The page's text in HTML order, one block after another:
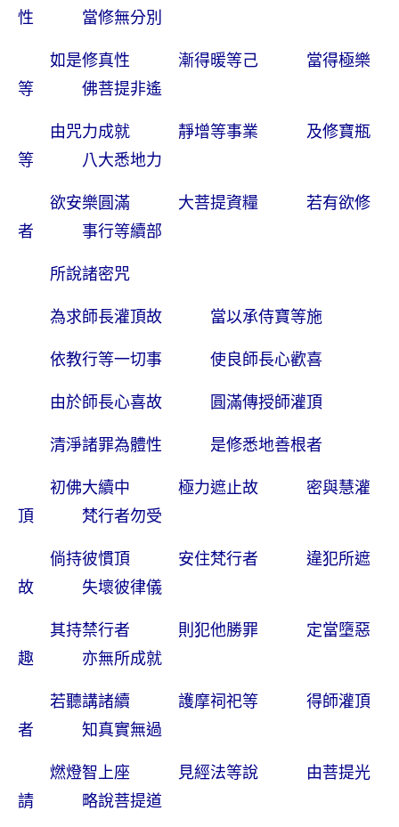
性 當修無分別
如是修真性 漸得暖等己 當得極樂
等 佛菩提非遙
由咒力成就 靜增等事業 及修寶瓶
等 八大悉地力
欲安樂圓滿 大菩提資糧 若有欲修
者 事行等續部
所說諸密咒
為求師長灌頂故 當以承侍寶等施
依教行等一切事 使良師長心歡喜
由於師長心喜故 圓滿傳授師灌頂
清淨諸罪為體性 是修悉地善根者
初佛大續中 極力遮止故 密與慧灌
頂 梵行者勿受
倘持彼慣頂 安住梵行者 違犯所遮
故 失壞彼律儀
其持禁行者 則犯他勝罪 定當墮惡
趣 亦無所成就
若聽講諸續 護摩祠祀等 得師灌頂
者 知真實無過
燃燈智上座 見經法等說 由菩提光
請 略說菩提道